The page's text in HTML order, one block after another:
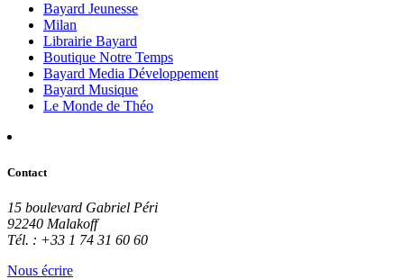
Bayard Jeunesse
Milan
Librairie Bayard
Boutique Notre Temps
Bayard Media Développement
Bayard Musique
Le Monde de Théo
Contact
15 boulevard Gabriel Péri
92240 Malakoff
Tél. : +33 1 74 31 60 60
Nous écrire